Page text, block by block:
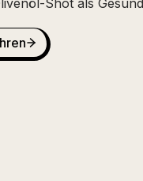
Shot als